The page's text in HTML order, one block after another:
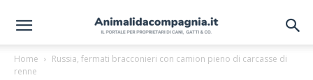
Home
Russia, fermati bracconieri con camion pieno di carcasse di
renne